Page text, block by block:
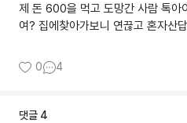
제 돈 600을 먹고 도망간 사람 톡아
여? 집에찾아가보니 연끊고 혼자산
0 4
댓글 4